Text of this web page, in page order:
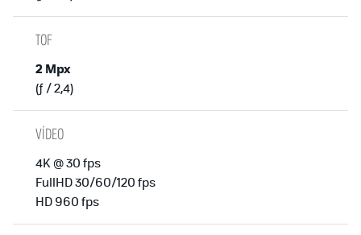
TOF
2 Mpx
(ƒ / 2,4)
VÍDEO
4K @ 30 fps
FullHD 30/60/120 fps
HD 960 fps